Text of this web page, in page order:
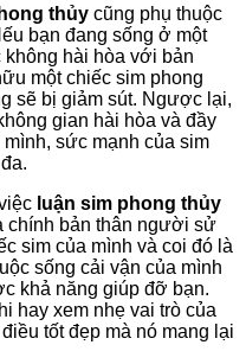
thủy cũng phụ thuộc
bạn đang sống ở một
hài hòa với bản
một chiếc sim phong
sẽ bị giảm sút. Ngược lại,
gian hài hòa và đầy
sức mạnh của sim
luận sim phong thủy
chính bản thân người sử
sim của mình và coi đó là
sống cải vận của mình
khả năng giúp đỡ bạn.
hay xem nhẹ vai trò của
tốt đẹp mà nó mang lại